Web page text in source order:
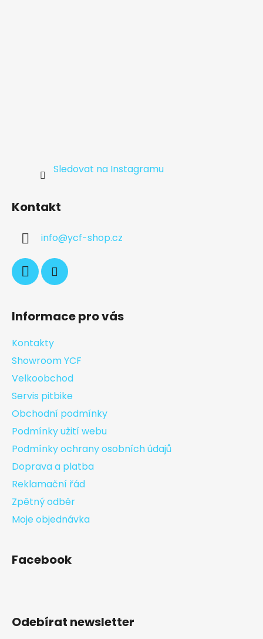
Sledovat na Instagramu
Kontakt
info@ycf-shop.cz
Informace pro vás
Kontakty
Showroom YCF
Velkoobchod
Servis pitbike
Obchodní podmínky
Podmínky užití webu
Podmínky ochrany osobních údajů
Doprava a platba
Reklamační řád
Zpětný odběr
Moje objednávka
Facebook
Odebírat newsletter